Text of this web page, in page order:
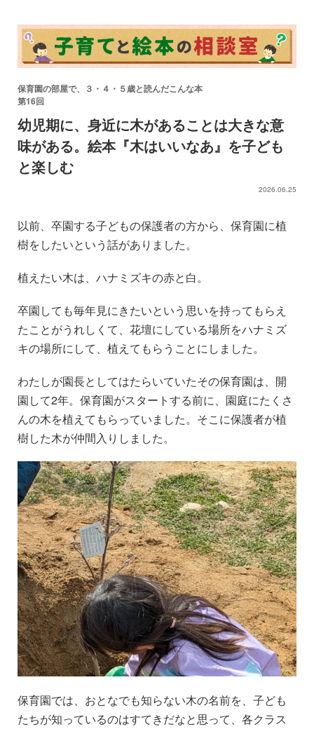
保育園の部屋で、３・４・５歳と読んだこんな本
第16回
幼児期に、身近に木があることは大きな意
味がある。絵本『木はいいなあ』を子ども
と楽しむ
2026.06.25
以前、卒園する子どもの保護者の方から、保育園に植
樹をしたいという話がありました。
植えたい木は、ハナミズキの赤と白。
卒園しても毎年見にきたいという思いを持ってもらえ
たことがうれしくて、花壇にしている場所をハナミズ
キの場所にして、植えてもらうことにしました。
わたしが園長としてはたらいていたその保育園は、開
園して2年。保育園がスタートする前に、園庭にたくさ
んの木を植えてもらっていました。そこに保護者が植
樹した木が仲間入りしました。
保育園では、おとなでも知らない木の名前を、子ども
たちが知っているのはすてきだなと思って、各クラス